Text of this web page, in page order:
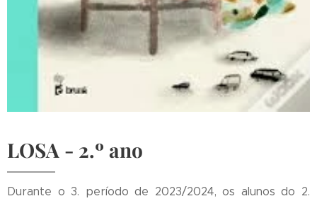
LOSA - 2.º ano
Durante o 3. período de 2023/2024, os alunos do 2.